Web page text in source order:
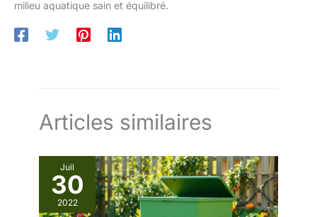
milieu aquatique sain et équilibré.
Articles similaires
Juil
30
2022